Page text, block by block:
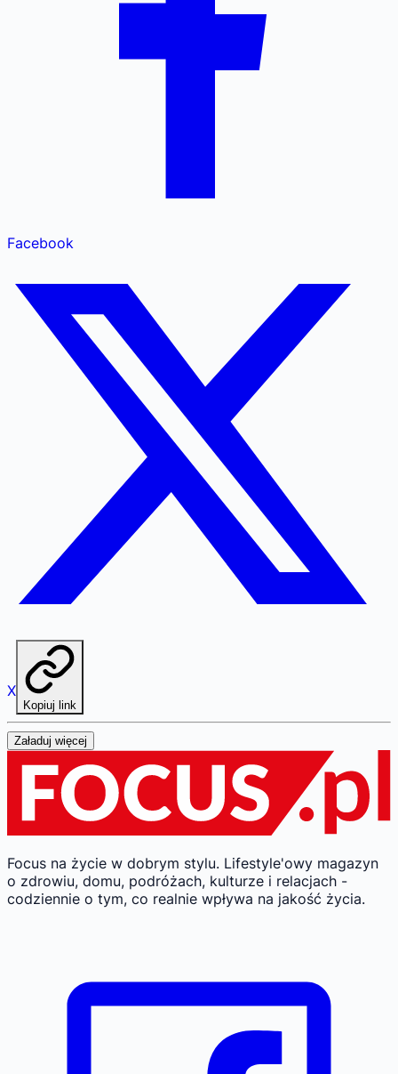
Facebook
X
Kopiuj link
Załaduj więcej
Focus na życie w dobrym stylu. Lifestyle'owy magazyn
o zdrowiu, domu, podróżach, kulturze i relacjach -
codziennie o tym, co realnie wpływa na jakość życia.